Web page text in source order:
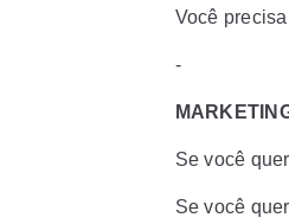
Você
-
Se você
Se você